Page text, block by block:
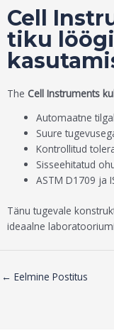
Cell
tiku
The Cell Instruments
Automaatne
Suure
Kontrollitud
Sisseehitatud
ASTM D1709 ja
Tänu tugevale
ideaalne
← Eelmine Postitus